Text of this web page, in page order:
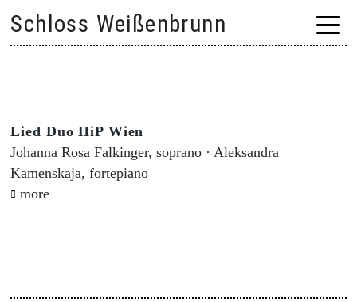
content
Schloss Weißenbrunn
Lied Duo HiP Wien
Johanna Rosa Falkinger, soprano · Aleksandra
Kamenskaja, fortepiano
more